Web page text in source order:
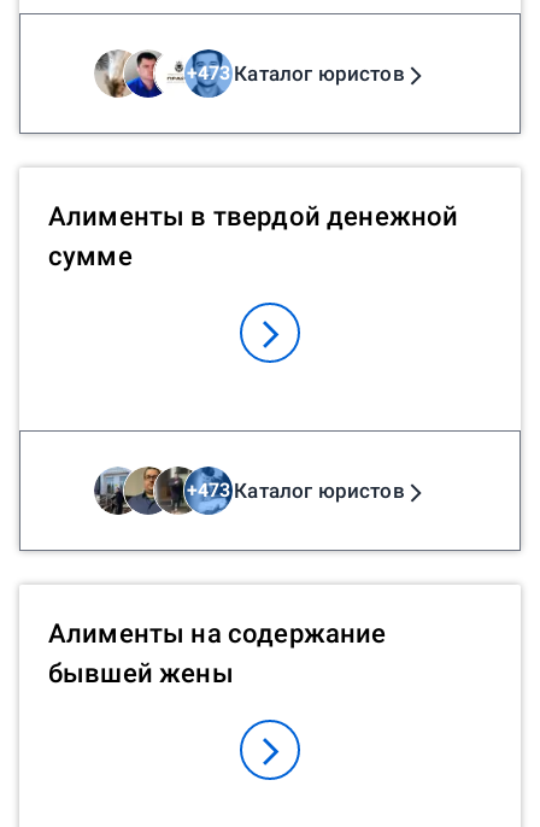
+473Каталог юристов
Алименты в твердой денежной
сумме
+473Каталог юристов
Алименты на содержание
бывшей жены